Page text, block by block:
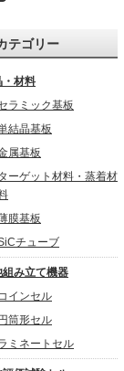
テゴリー
・材料
ラミック基板
結晶基板
属基板
ーゲット材料・蒸着材
膜基板
チューブ
組み立て機器
インセル
円筒形セル
ミネートセル